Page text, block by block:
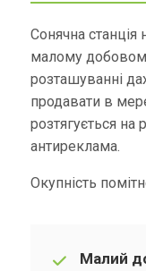
Сонячна
малому
розташуванні
продавати в
розтягується на
антиреклама.
Окупність
Малий